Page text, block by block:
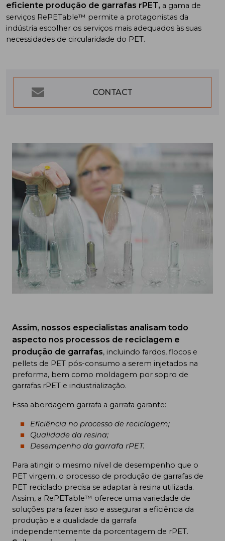
eficiente produção de garrafas rPET, a gama de
serviços RePETable™ permite a protagonistas da
indústria escolher os serviços mais adequados às suas
necessidades de circularidade do PET.
CONTACT
Assim, nossos especialistas analisam todo
aspecto nos processos de reciclagem e
produção de garrafas, incluindo fardos, flocos e
pellets de PET pós-consumo a serem injetados na
preforma, bem como moldagem por sopro de
garrafas rPET e industrialização.
Essa abordagem garrafa a garrafa garante:
Eficiência no processo de reciclagem;
Qualidade da resina;
Desempenho da garrafa rPET.
Para atingir o mesmo nível de desempenho que o
PET virgem, o processo de produção de garrafas de
PET reciclado precisa se adaptar à resina utilizada.
Assim, a RePETable™ oferece uma variedade de
soluções para fazer isso e assegurar a eficiência da
produção e a qualidade da garrafa
independentemente da porcentagem de rPET.